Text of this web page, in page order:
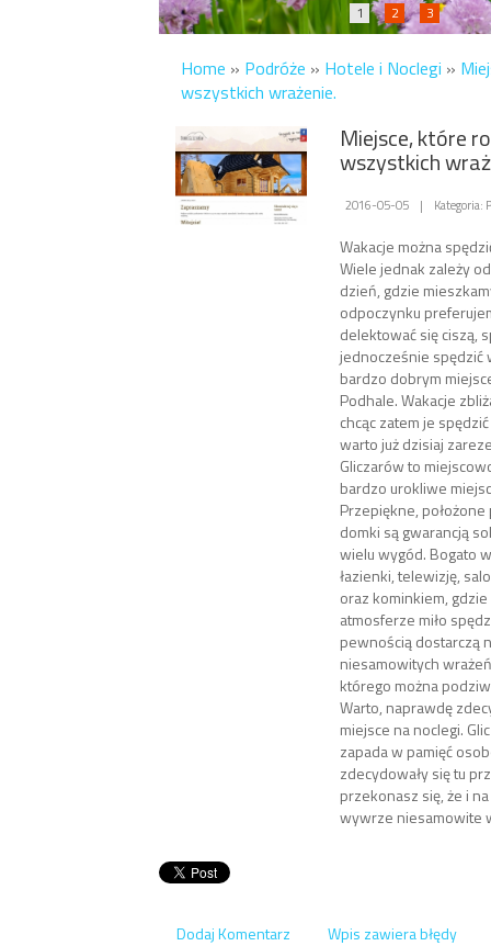
1 2 3
Home » Podróże » Hotele i Noclegi »
wszystkich wrażenie.
Miejsce, które
wszystkich
2016-05-05 | Kategoria:
Wakacje można
Wiele jednak zależy
dzień, gdzie
odpoczynku
delektować się ciszą,
jednocześnie spędzić
bardzo dobrym
Podhale. Wakacje
chcąc zatem je
warto już dzisiaj
Gliczarów to
bardzo urokliwe
Przepiękne,
domki są gwarancją
wielu wygód. Bogato
łazienki, telewizję,
oraz kominkiem,
atmosferze miło
pewnością dostarczą
niesamowitych
którego można
Warto, naprawdę
miejsce na noclegi.
zapada w pamięć
zdecydowały się tu
przekonasz się, że i
wywrze niesamowite
Dodaj Komentarz Wpis zawiera błędy